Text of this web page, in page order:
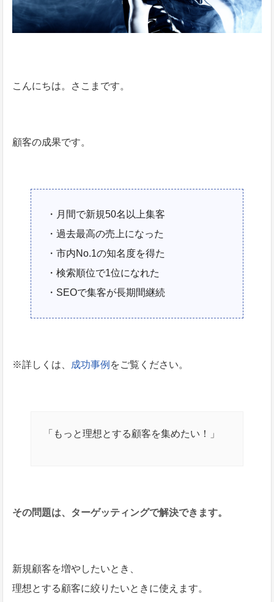
こんにちは。さこまです。
顧客の成果です。
・月間で新規50名以上集客
・過去最高の売上になった
・市内No.1の知名度を得た
・検索順位で1位になれた
・SEOで集客が長期間継続
※詳しくは、 成功事例 をご覧ください。
「もっと理想とする顧客を集めたい！」
その問題は、ターゲッティングで解決できます。
新規顧客を増やしたいとき、
理想とする顧客に絞りたいときに使えます。